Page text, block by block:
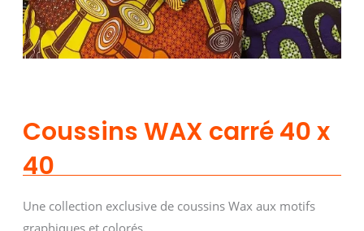
Coussins WAX carré 40 x
40
Une collection exclusive de coussins Wax aux motifs